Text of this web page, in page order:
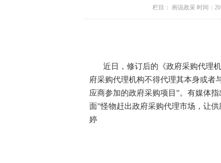
栏目： 画说政采 时间：
近日，修订后的《政府采购代理
府采购代理机构不得代理其本身或者
应商参加的政府采购项目”。有媒体
面”怪物赶出政府采购代理市场，让
婷